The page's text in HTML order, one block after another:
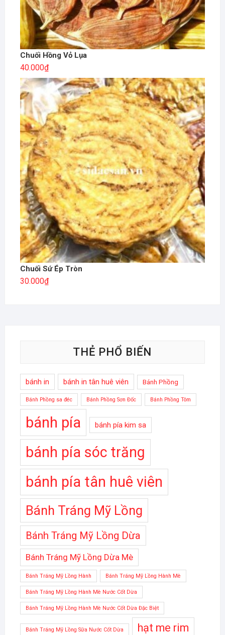
Chuối Hồng Vỏ Lụa
40.000₫
Chuối Sứ Ép Tròn
30.000₫
THẺ PHỔ BIẾN
bánh in bánh in tân huê viên Bánh Phồng
Bánh Phồng sa đéc Bánh Phồng Sơn Đốc Bánh Phồng Tôm
bánh pía bánh pía kim sa
bánh pía sóc trăng
bánh pía tân huê viên
Bánh Tráng Mỹ Lồng
Bánh Tráng Mỹ Lồng Dừa
Bánh Tráng Mỹ Lồng Dừa Mè
Bánh Tráng Mỹ Lồng Hành Bánh Tráng Mỹ Lồng Hành Mè
Bánh Tráng Mỹ Lồng Hành Mè Nước Cốt Dừa
Bánh Tráng Mỹ Lồng Hành Mè Nước Cốt Dừa Đặc Biệt
Bánh Tráng Mỹ Lồng Sữa Nước Cốt Dừa hạt me rim